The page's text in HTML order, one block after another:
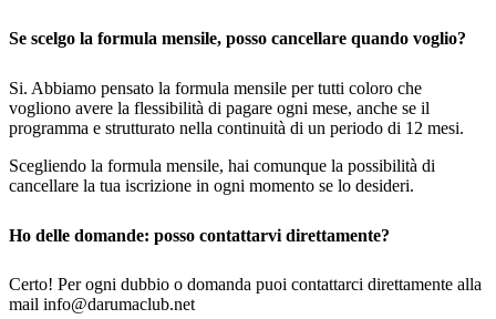
Se scelgo la formula mensile, posso cancellare quando voglio?
Si. Abbiamo pensato la formula mensile per tutti coloro che
vogliono avere la flessibilità di pagare ogni mese, anche se il
programma e strutturato nella continuità di un periodo di 12 mesi.
Scegliendo la formula mensile, hai comunque la possibilità di
cancellare la tua iscrizione in ogni momento se lo desideri.
Ho delle domande: posso contattarvi direttamente?
Certo! Per ogni dubbio o domanda puoi contattarci direttamente alla
mail info@darumaclub.net